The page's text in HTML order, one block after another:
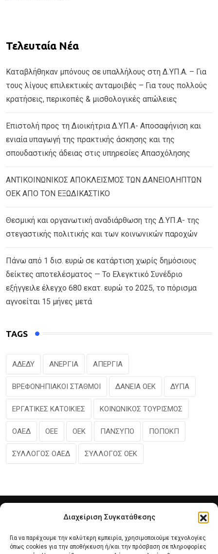
Διαχείριση Συγκατάθεσης
Για να παρέχουμε την καλύτερη εμπειρία, χρησιμοποιούμε τεχνολογίες
όπως cookies για την αποθήκευση ή/και την πρόσβαση σε πληροφορίες
Τελευταία Νέα
Καταβλήθηκαν μπόνους σε υπαλλήλους στη Δ.ΥΠ.Α. – Για
τους λίγους επιλεκτικές ανταμοιβές – Για τους πολλούς
κρατήσεις, περικοπές & μισθολογικές απώλειες
Επιστολή προς τη Διοικήτρια Δ.ΥΠ.Α- Αποσαφήνιση και
ενιαία υπαγωγή της πρακτικής άσκησης και της
σπουδαστικής άδειας στις υπηρεσίες Απασχόλησης
ΑΝΤΙΚΟΙΝΩΝΙΚΟΣ ΑΠΟΚΛΕΙΣΜΟΣ ΤΩΝ ΔΑΝΕΙΟΛΗΠΤΩΝ
ΟΕΚ ΑΠΟ ΤΟΝ ΕΞΩΔΙΚΑΣΤΙΚΟ
Θεσμική και οργανωτική αναδιάρθωση της Δ.ΥΠ.Α- της
στεγαστικής πολιτικής και των κοινωνικών παροχών
Πάνω από 1 δισ. ευρώ σε κατάρτιση χωρίς δημόσιους
δείκτες αποτελέσματος — Το Ελεγκτικό Συνέδριο
εξήγγειλε έλεγχο 680 εκατ. ευρώ το 2025, το πόρισμα
αγνοείται 15 μήνες μετά
TAGS
ΑΔΕΔΥ ΑΝΕΡΓΙΑ ΑΠΕΡΓΙΑ
ΒΡΕΦΟΝΗΠΙΑΚΟΙ ΣΤΑΘΜΟΙ ΔΑΝΕΙΑ ΟΕΚ ΔΥΠΑ
ΕΡΓΑΤΙΚΕΣ ΚΑΤΟΙΚΙΕΣ ΚΟΙΝΩΝΙΚΟΣ ΤΟΥΡΙΣΜΟΣ
ΟΑΕΔ ΟΕΕ ΟΕΚ ΠΑΝΣΥΠΟ ΠΟΠΟΚΠ
ΣΥΛΛΟΓΟΣ ΟΑΕΔ ΣΥΛΛΟΓΟΣ ΟΕΚ